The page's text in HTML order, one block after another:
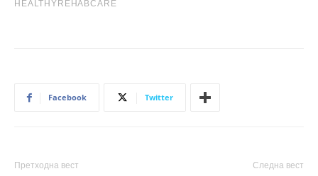
Facebook Twitter
Претходна вест Следна вест